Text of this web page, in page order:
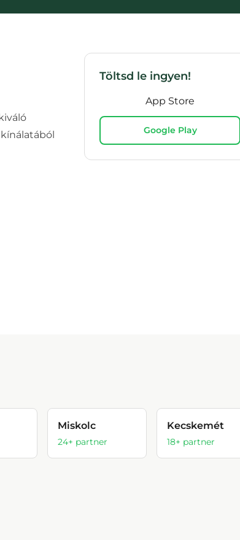
Töltsd le ingyen!
App Store
Google Play
Miskolc
24+ partner
Kecskemét
18+ partner